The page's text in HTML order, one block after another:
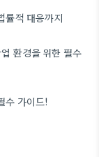
률적 대응까지
환경을 위한 필수
수 가이드!